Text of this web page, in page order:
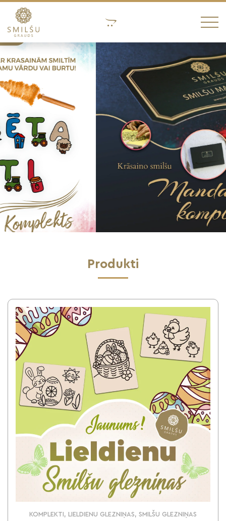
Produkti
KOMPLEKTI, LIELDIENU GLEZNIŅAS, SMILŠU GLEZNIŅAS